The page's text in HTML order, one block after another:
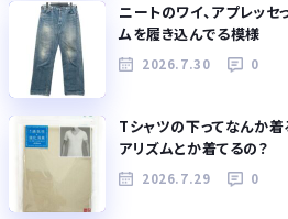
ニートのワイ、アプレッ
ムを履き込んでる模様
2026.7.30 0
Tシャツの下ってなんか
アリズムとか着てるの？
2026.7.29 0